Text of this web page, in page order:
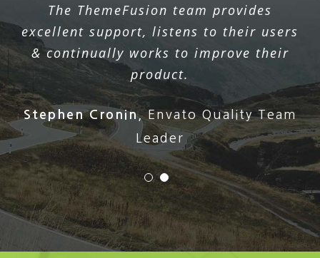
The ThemeFusion team provides
excellent support, listens to their users
& continually works to improve their
product.
Stephen Cronin,Envato Quality Team
Leader